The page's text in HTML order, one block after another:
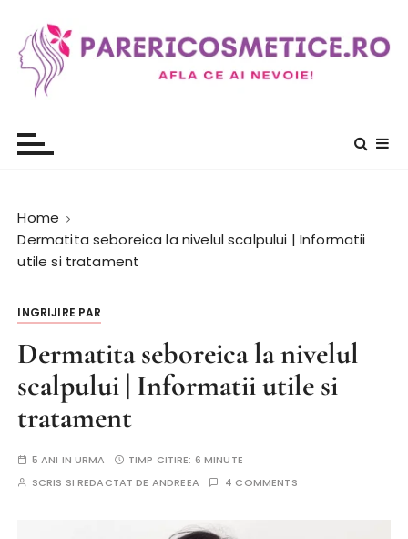
Home
Dermatita seboreica la nivelul scalpului | Informatii
utile si tratament
INGRIJIRE PAR
Dermatita seboreica la nivelul
scalpului | Informatii utile si
tratament
5 ANI IN URMA TIMP CITIRE: 6 MINUTE
SCRIS SI REDACTAT DE ANDREEA 4 COMMENTS